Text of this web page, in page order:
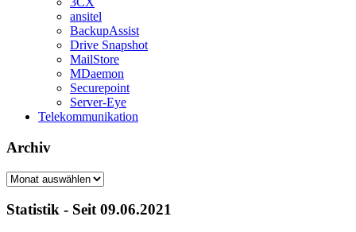
ansitel
BackupAssist
Drive Snapshot
MailStore
MDaemon
Securepoint
Server-Eye
Telekommunikation
Archiv
Archiv
Statistik - Seit 09.06.2021